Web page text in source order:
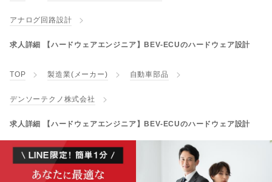
アナログ回路設計
求人詳細 【ハードウェアエンジニア】BEV-ECUのハードウェア設計
TOP 製造業(メーカー) 自動車部品
デンソーテクノ株式会社
求人詳細 【ハードウェアエンジニア】BEV-ECUのハードウェア設計